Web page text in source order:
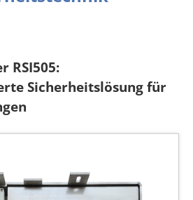
RSI505:
Sicherheitslösung für